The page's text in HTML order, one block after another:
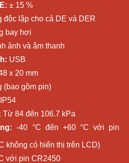
± 15 %
độc lập cho cả DE và DER
bay hơi
ảnh và âm thanh
USB
x 20 mm
(bao gồm pin)
IP54
Từ 84 đến 106.7 kPa
-40 °C đến +60 °C với pin
không có hiển thị trên LCD)
với pin CR2450